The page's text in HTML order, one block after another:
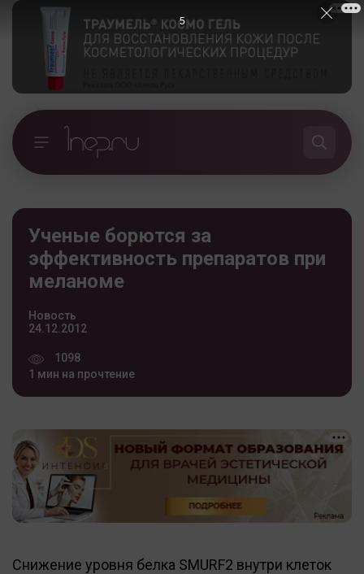
Ученые борются за
эффективность препаратов при
меланоме
Новость
24.12.2012
1098
1 мин на прочтение
Снижение уровня белка SMURF2 внутри клеток
5